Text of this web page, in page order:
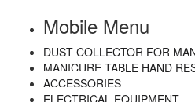
Mobile Menu
DUST COLLECTOR FOR
MANICURE TABLE HAND
ACCESSORIES
ELECTRICAL EQUIPMENT